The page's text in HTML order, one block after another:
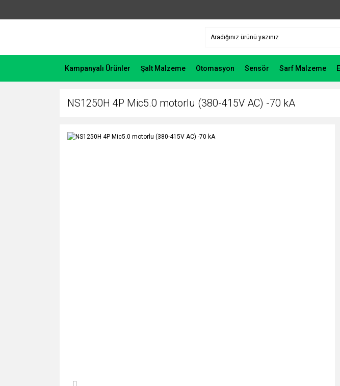
Kampanyalı Ürünler Şalt Malzeme Otomasyon Sensör Sarf Malzeme
NS1250H 4P Mic5.0 motorlu (380-415V AC) -70 kA